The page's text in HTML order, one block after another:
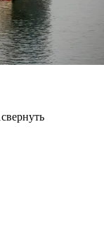
свернуть